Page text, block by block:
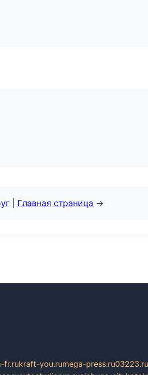
Главная страница →
fr.rukraft-you.rumega-press.ru03223.ru